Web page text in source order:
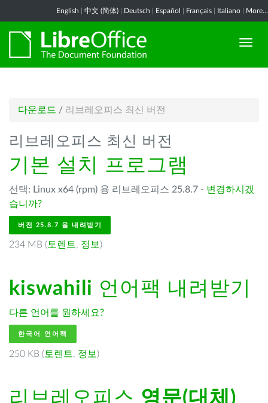
English 中文 (简体) Deutsch Español Français Italiano More...
다운로드 / 리브레오피스 최신 버전
리브레오피스 최신 버전
기본 설치 프로그램
선택: Linux x64 (rpm) 용 리브레오피스 25.8.7 - 변경하시겠
습니까?
버전 25.8.7 을 내려받기
234 MB ( 토렌트, 정보 )
kiswahili 언어팩 내려받기
다른 언어를 원하세요?
한국어 언어팩
250 KB ( 토렌트, 정보 )
리브레오피스 영문(대체)